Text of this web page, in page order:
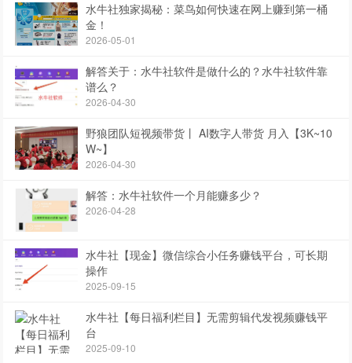
水牛社独家揭秘：菜鸟如何快速在网上赚到第一桶
金！
2026-05-01
解答关于：水牛社软件是做什么的？水牛社软件靠
谱么？
2026-04-30
野狼团队短视频带货丨 AI数字人带货 月入【3K~10
W~】
2026-04-30
解答：水牛社软件一个月能赚多少？
2026-04-28
水牛社【现金】微信综合小任务赚钱平台，可长期
操作
2025-09-15
水牛社【每日福利栏目】无需剪辑代发视频赚钱平
台
2025-09-10